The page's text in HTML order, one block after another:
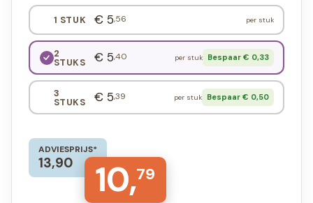
1 STUK € 5,56 per stuk
2
STUKS € 5,40 per stuk Bespaar € 0,33
3
STUKS € 5,39 per stuk Bespaar € 0,50
ADVIESPRIJS*
13,90 10,79